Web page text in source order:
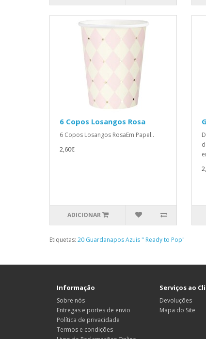
6 Copos Losangos Rosa
6 Copos Losangos RosaEm Papel..
2,60€
ADICIONAR
Etiquetas: 20 Guardanapos Azuis " Ready to Pop"
Informação
Sobre nós
Entregas e portes de envio
Política de privacidade
Termos e condições
Serviços ao
Devoluções
Mapa do Site